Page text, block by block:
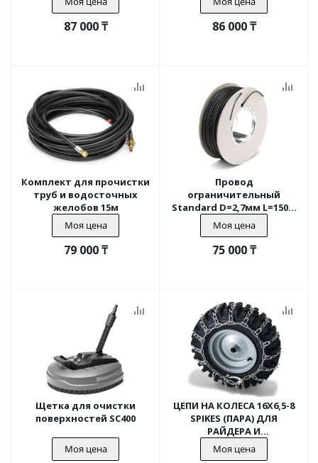
87 000₸ 86 000₸
Комплект для прочистки
труб и водосточных
желобов 15м
Моя цена
79 000₸
Провод
ограничительный
Standard D=2,7мм L=150м
Black УФ-устойчивый
Моя цена
75 000₸
Щетка для очистки
поверхностей SC400
Моя цена
ЦЕПИ НА КОЛЕСА 16X6,5-8
SPIKES (ПАРА) ДЛЯ
РАЙДЕРА И
СНЕГООТБРАСЫВАТЕЛЯ
Моя цена